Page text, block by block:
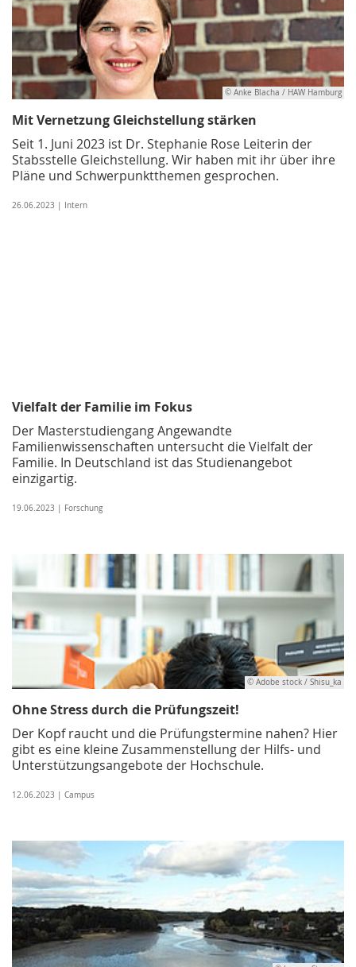
© Anke Blacha / HAW Hamburg
Mit Vernetzung Gleichstellung stärken
Seit 1. Juni 2023 ist Dr. Stephanie Rose Leiterin der
Stabsstelle Gleichstellung. Wir haben mit ihr über ihre
Pläne und Schwerpunktthemen gesprochen.
26.06.2023 | Intern
Vielfalt der Familie im Fokus
Der Masterstudiengang Angewandte
Familienwissenschaften untersucht die Vielfalt der
Familie. In Deutschland ist das Studienangebot
einzigartig.
19.06.2023 | Forschung
© Adobe stock / Shisu_ka
Ohne Stress durch die Prüfungszeit!
Der Kopf raucht und die Prüfungstermine nahen? Hier
gibt es eine kleine Zusammenstellung der Hilfs- und
Unterstützungsangebote der Hochschule.
12.06.2023 | Campus